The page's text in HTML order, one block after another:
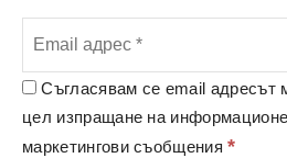
Съгласявам се email адресът
цел изпращане на
маркетингови съобщения*